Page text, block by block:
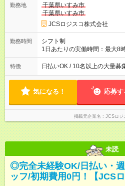
万円／週6日稼働 ・地方郊外エリア 月収40万円／週5日稼働 月
収40万円~50万円／週6日稼働 ＜モデルイメージ＞ ■月収50万
円 (27歳男性/江東区在住)※元
(日休み) ■月収80万円(43歳男性/墨田区在住)※元営業 1日200個
勤務地
千葉県いすみ市
千葉県いすみ市
JCSロジスコ株式会社
勤務時間
シフト制
1日あたりの実働時間：最大8
働8時間） ※週5日勤務（場所
よって時間外での勤務可能性
特徴 日払いOK / 10名以上の大量募
気になる！ 応募す
掲載元企業名 JCSロジ
未読
◎完全未経験OK/日払い・
ッフ/初期費用0円！【JCSロ